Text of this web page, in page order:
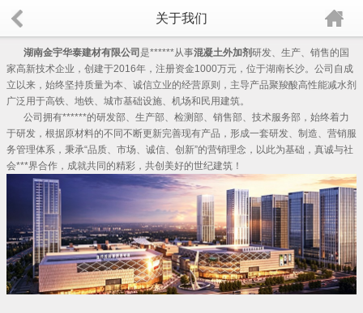
关于我们
湖南金宇华泰建材有限公司 是******从事混凝土外加剂研发、生产、销售的国
家高新技术企业，创建于2016年，注册资金1000万元，位于湖南长沙。公司自成
立以来，始终坚持质量为本、诚信立业的经营原则，主导产品聚羧酸高性能减水剂
广泛用于高铁、地铁、城市基础设施、机场和民用建筑。
公司拥有******的研发部、生产部、检测部、销售部、技术服务部，始终着力
于研发，根据原材料的不同不断更新完善现有产品，形成一套研发、制造、营销服
务管理体系，秉承“品质、市场、诚信、创新”的营销理念，以此为基础，真诚与社
会***界合作，成就共同的精彩，共创美好的世纪建筑！